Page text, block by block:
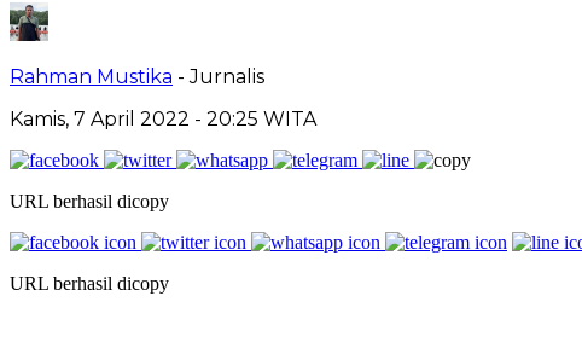
Rahman Mustika - Jurnalis
Kamis, 7 April 2022 - 20:25 WITA
URL berhasil dicopy
URL berhasil dicopy